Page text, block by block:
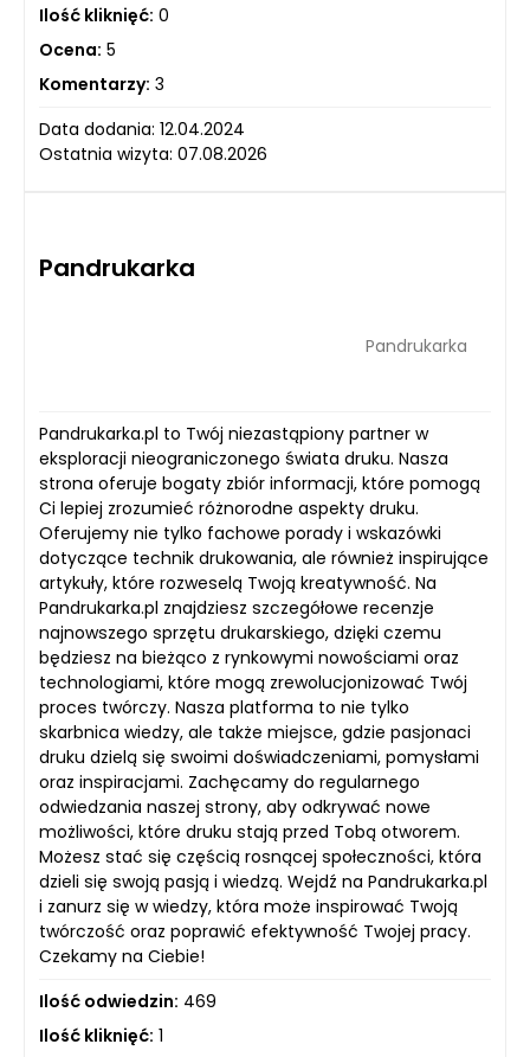
Ilość kliknięć: 0
Ocena: 5
Komentarzy: 3
Data dodania: 12.04.2024
Ostatnia wizyta: 07.08.2026
Pandrukarka
Pandrukarka
Pandrukarka.pl to Twój niezastąpiony partner w
eksploracji nieograniczonego świata druku. Nasza
strona oferuje bogaty zbiór informacji, które pomogą
Ci lepiej zrozumieć różnorodne aspekty druku.
Oferujemy nie tylko fachowe porady i wskazówki
dotyczące technik drukowania, ale również inspirujące
artykuły, które rozweselą Twoją kreatywność. Na
Pandrukarka.pl znajdziesz szczegółowe recenzje
najnowszego sprzętu drukarskiego, dzięki czemu
będziesz na bieżąco z rynkowymi nowościami oraz
technologiami, które mogą zrewolucjonizować Twój
proces twórczy. Nasza platforma to nie tylko
skarbnica wiedzy, ale także miejsce, gdzie pasjonaci
druku dzielą się swoimi doświadczeniami, pomysłami
oraz inspiracjami. Zachęcamy do regularnego
odwiedzania naszej strony, aby odkrywać nowe
możliwości, które druku stają przed Tobą otworem.
Możesz stać się częścią rosnącej społeczności, która
dzieli się swoją pasją i wiedzą. Wejdź na Pandrukarka.pl
i zanurz się w wiedzy, która może inspirować Twoją
twórczość oraz poprawić efektywność Twojej pracy.
Czekamy na Ciebie!
Ilość odwiedzin: 469
Ilość kliknięć: 1